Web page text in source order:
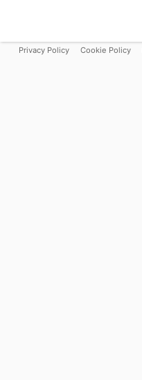
Privacy Policy Cookie Policy